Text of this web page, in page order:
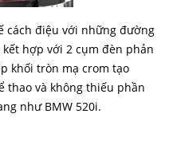
cách điệu với những đường
kết hợp với 2 cụm đèn phản
khối tròn mạ crom tạo
thao và không thiếu phần
như BMW 520i.